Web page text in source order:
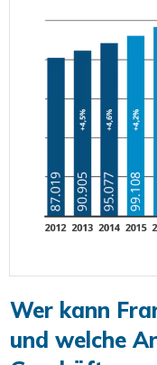
Wer kann
und welche